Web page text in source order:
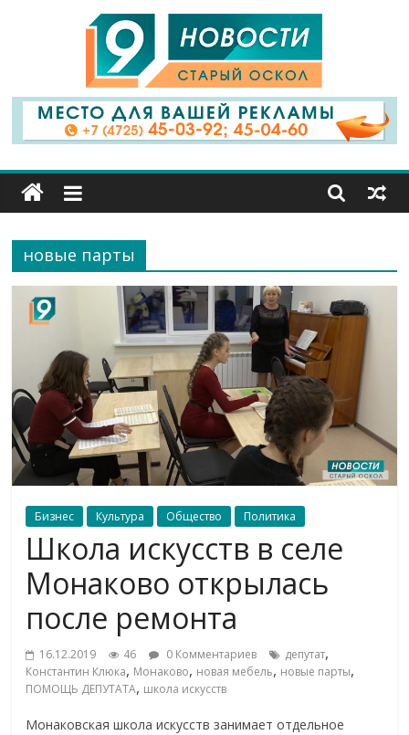
9
Канал
Старый
Оскол
новые парты
Бизнес Культура Общество Политика
Школа искусств в селе
Монаково открылась
после ремонта
16.12.2019 46 0 Комментариев депутат,
Константин Клюка, Монаково, новая мебель, новые парты,
ПОМОЩЬ ДЕПУТАТА, школа искусств
Монаковская школа искусств занимает отдельное